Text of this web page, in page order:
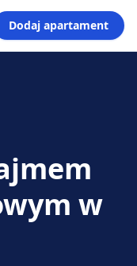
Dodaj apartament
w